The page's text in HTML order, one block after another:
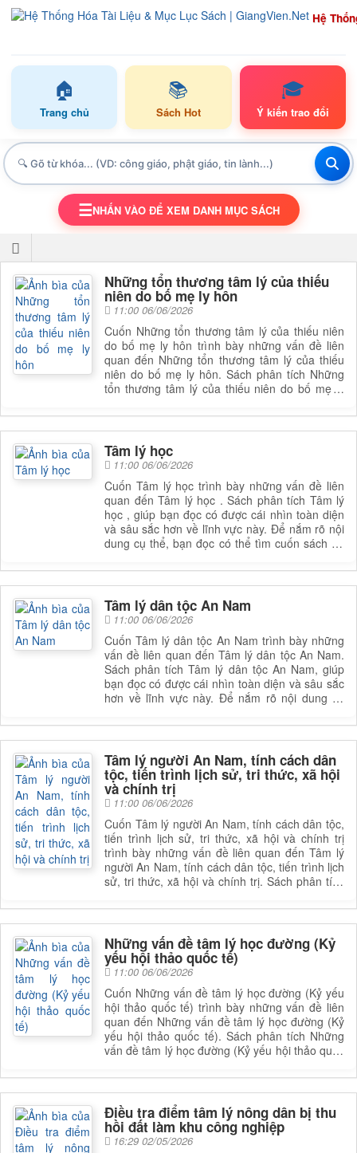
Hệ
🏠
Trang chủ
📚
Sách Hot
🎓
Ý kiến trao đổi
TOGGLE NAVIGATION
☰NHẤN VÀO ĐỂ XEM DANH MỤC SÁCH
Những tổn thương tâm lý của thiếu
niên do bố mẹ ly hôn
11:00 06/06/2026
Cuốn Những tổn thương tâm lý của thiếu niên
do bố mẹ ly hôn trình bày những vấn đề liên
quan đến Những tổn thương tâm lý của thiếu
niên do bố mẹ ly hôn. Sách phân tích Những
tổn thương tâm lý của thiếu niên do bố mẹ ly
và sâu sắc hơn về lĩnh vực này. Để nắm rõ nội
dung cụ thể, bạn đọc có thể tìm cuốn sách để
đọc
Tâm lý học
11:00 06/06/2026
Cuốn Tâm lý học trình bày những vấn đề liên
quan đến Tâm lý học . Sách phân tích Tâm lý
học , giúp bạn đọc có được cái nhìn toàn diện
và sâu sắc hơn về lĩnh vực này. Để nắm rõ nội
dung cụ thể, bạn đọc có thể tìm cuốn sách để
Tâm lý dân tộc An Nam
11:00 06/06/2026
Cuốn Tâm lý dân tộc An Nam trình bày những
vấn đề liên quan đến Tâm lý dân tộc An Nam.
Sách phân tích Tâm lý dân tộc An Nam, giúp
bạn đọc có được cái nhìn toàn diện và sâu sắc
hơn về lĩnh vực này. Để nắm rõ nội dung cụ
Tâm lý người An Nam, tính cách dân
tộc, tiến trình lịch sử, tri thức, xã hội
và chính trị
11:00 06/06/2026
Cuốn Tâm lý người An Nam, tính cách dân tộc,
tiến trình lịch sử, tri thức, xã hội và chính trị
trình bày những vấn đề liên quan đến Tâm lý
người An Nam, tính cách dân tộc, tiến trình lịch
sử, tri thức, xã hội và chính trị. Sách phân tích
trình lịch sử, tri thức, xã hội và chính trị, giúp
bạn đọc có được cái nhìn toàn diện và sâu sắc
hơn về lĩnh vực này. Để nắm rõ nội dung cụ
thể, bạn đọc có thể tìm cuốn sách để đọc
Những vấn đề tâm lý học đường (Kỷ
yếu hội thảo quốc tế)
11:00 06/06/2026
Cuốn Những vấn đề tâm lý học đường (Kỷ yếu
hội thảo quốc tế) trình bày những vấn đề liên
quan đến Những vấn đề tâm lý học đường (Kỷ
yếu hội thảo quốc tế). Sách phân tích Những
vấn đề tâm lý học đường (Kỷ yếu hội thảo quốc
sâu sắc hơn về lĩnh vực này. Để nắm rõ nội
dung cụ thể, bạn đọc có thể tìm cuốn sách để
đọc
Điều tra điểm tâm lý nông dân bị thu
hồi đất làm khu công nghiệp
16:29 02/05/2026